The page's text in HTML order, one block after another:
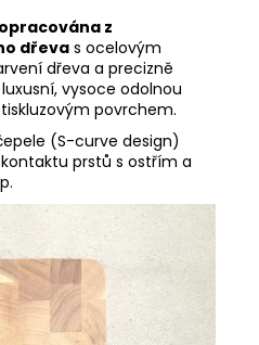
z
dřeva s ocelovým
dřeva a precizně
vysoce odolnou
povrchem.
(S-curve design)
prstů s ostřím a